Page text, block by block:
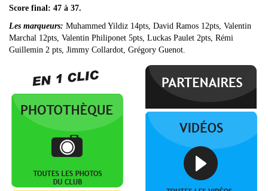
Score final: 47 à 37.
Les marqueurs: Muhammed Yildiz 14pts, David Ramos 12pts, Valentin
Marchal 12pts, Valentin Philiponet 5pts, Luckas Paulet 2pts, Rémi
Guillemin 2 pts, Jimmy Collardot, Grégory Guenot.